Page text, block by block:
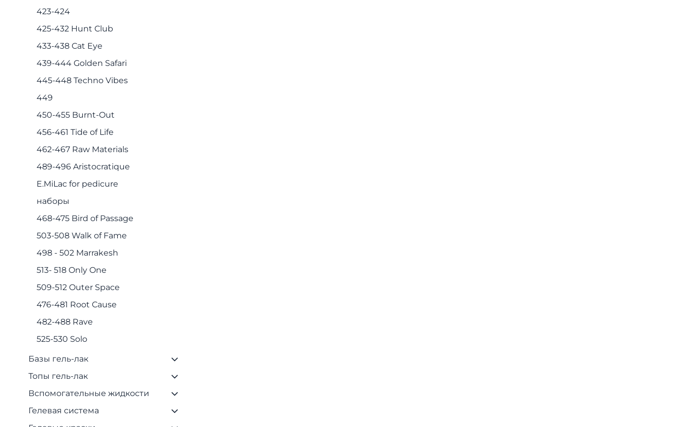
423-424
425-432 Hunt Club
433-438 Сat Eye
439-444 Golden Safari
445-448 Techno Vibes
449
450-455 Burnt-Out
456-461 Tide of Life
462-467 Raw Materials
489-496 Aristocratique
E.MiLac for pedicure
наборы
468-475 Bird of Passage
503-508 Walk of Fame
498 - 502 Marrakesh
513- 518 Only One
509-512 Outer Space
476-481 Root Cause
482-488 Rave
525-530 Solo
Базы гель-лак
Топы гель-лак
Вспомогательные жидкости
Гелевая система